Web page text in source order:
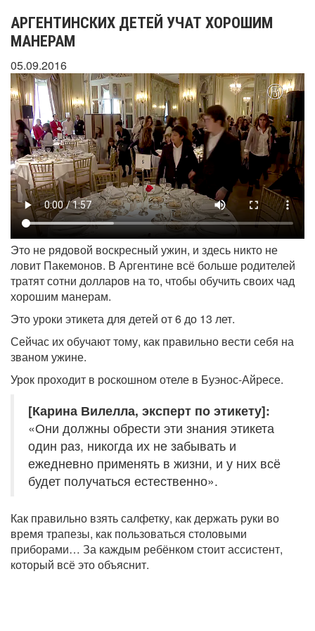
АРГЕНТИНСКИХ ДЕТЕЙ УЧАТ ХОРОШИМ
МАНЕРАМ
05.09.2016
Это не рядовой воскресный ужин, и здесь никто не
ловит Пакемонов. В Аргентине всё больше родителей
тратят сотни долларов на то, чтобы обучить своих чад
хорошим манерам.
Это уроки этикета для детей от 6 до 13 лет.
Сейчас их обучают тому, как правильно вести себя на
званом ужине.
Урок проходит в роскошном отеле в Буэнос-Айресе.
[Карина Вилелла, эксперт по этикету]:
«Они должны обрести эти знания этикета
один раз, никогда их не забывать и
ежедневно применять в жизни, и у них всё
будет получаться естественно».
Как правильно взять салфетку, как держать руки во
время трапезы, как пользоваться столовыми
приборами… За каждым ребёнком стоит ассистент,
который всё это объяснит.